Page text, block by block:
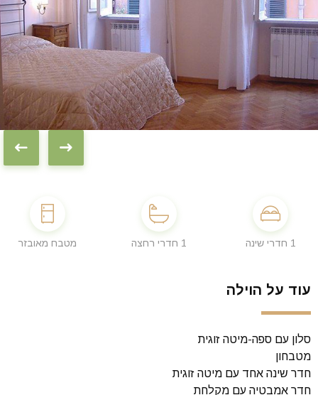
1 חדרי שינה 1 חדרי רחצה מטבח מאובזר
עוד על הוילה
סלון עם ספה-מיטה זוגית
מטבחון
חדר שינה אחד עם מיטה זוגית
חדר אמבטיה עם מקלחת